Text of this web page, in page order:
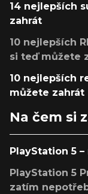
14 nejlepších
zahrát
10 nejlepších
si teď můžete
10 nejlepších
můžete zahrát
Na čem si
PlayStation 5
PlayStation 5
zatím